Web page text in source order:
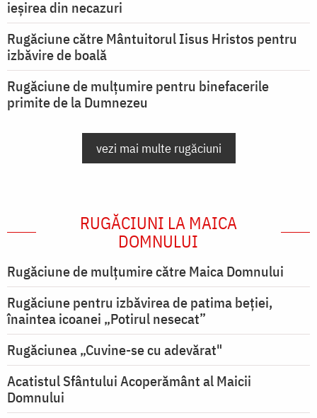
ieşirea din necazuri
Rugăciune către Mântuitorul Iisus Hristos pentru
izbăvire de boală
Rugăciune de mulțumire pentru binefacerile
primite de la Dumnezeu
vezi mai multe rugăciuni
RUGĂCIUNI LA MAICA
DOMNULUI
Rugăciune de mulţumire către Maica Domnului
Rugăciune pentru izbăvirea de patima beției,
înaintea icoanei „Potirul nesecat”
Rugăciunea „Cuvine-se cu adevărat"
Acatistul Sfântului Acoperământ al Maicii
Domnului